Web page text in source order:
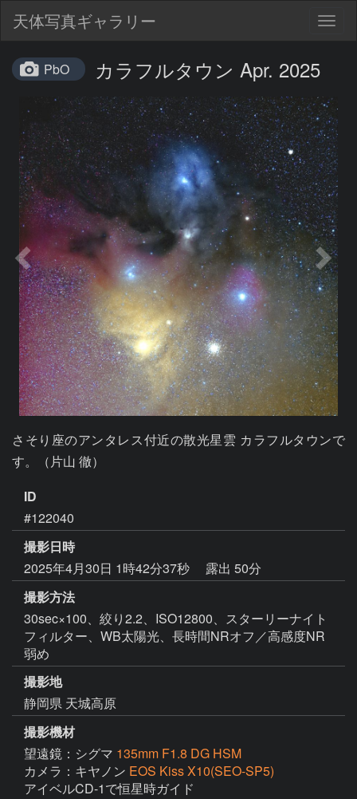
天体写真ギャラリー
PbO カラフルタウン Apr. 2025
さそり座のアンタレス付近の散光星雲 カラフルタウンで
す。（片山 徹）
ID
#122040
撮影日時
2025年4月30日 1時42分37秒
露出 50分
撮影方法
30sec×100、絞り2.2、ISO12800、スターリーナイト
フィルター、WB太陽光、長時間NRオフ／高感度NR
弱め
撮影地
静岡県 天城高原
撮影機材
望遠鏡：シグマ 135mm F1.8 DG HSM
カメラ：キヤノン EOS Kiss X10(SEO-SP5)
アイベルCD-1で恒星時ガイド